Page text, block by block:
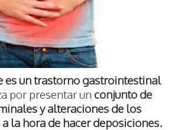
un trastorno gastrointestinal
por presentar un conjunto de
y alteraciones de los
la hora de hacer deposiciones.